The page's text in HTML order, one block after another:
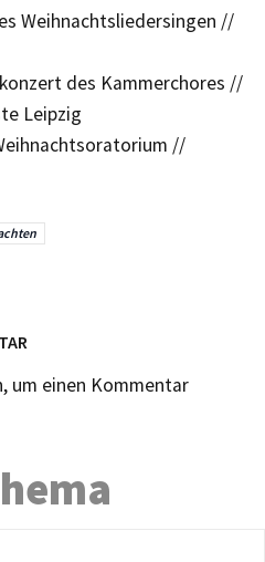
Weihnachtsliedersingen //
des Kammerchores //
Leipzig
//
um einen Kommentar